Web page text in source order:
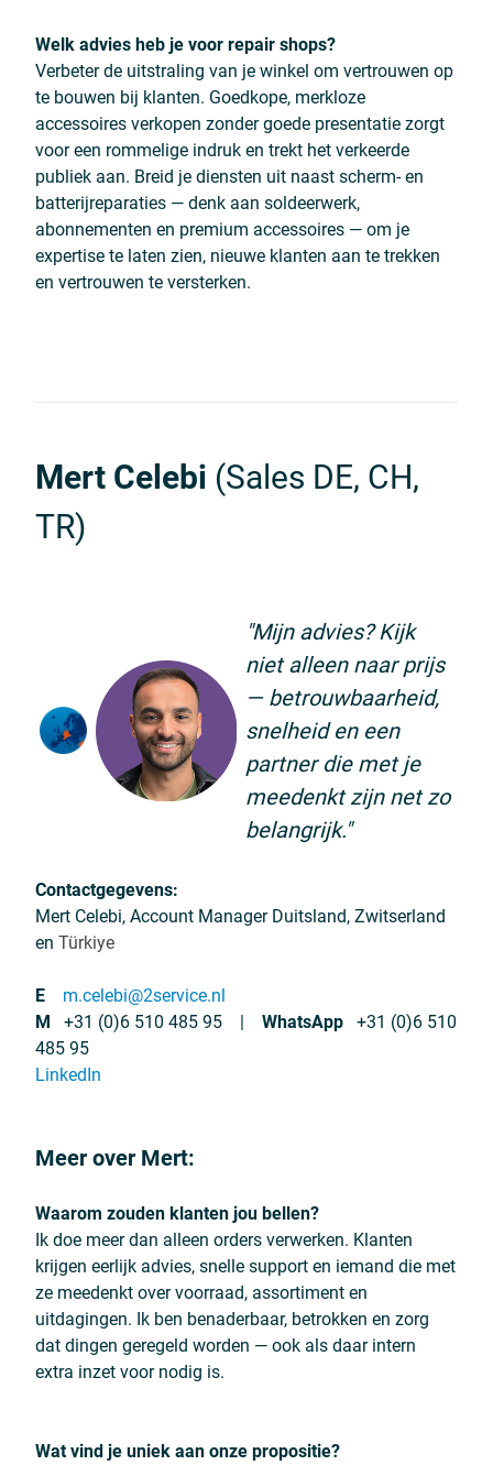
Welk advies heb je voor repair shops?
Verbeter de uitstraling van je winkel om vertrouwen op
te bouwen bij klanten. Goedkope, merkloze
accessoires verkopen zonder goede presentatie zorgt
voor een rommelige indruk en trekt het verkeerde
publiek aan. Breid je diensten uit naast scherm- en
batterijreparaties — denk aan soldeerwerk,
abonnementen en premium accessoires — om je
expertise te laten zien, nieuwe klanten aan te trekken
en vertrouwen te versterken.
Mert Celebi (Sales DE, CH,
TR)
"Mijn advies? Kijk
niet alleen naar prijs
— betrouwbaarheid,
snelheid en een
partner die met je
meedenkt zijn net zo
belangrijk."
Contactgegevens:
Mert Celebi, Account Manager Duitsland, Zwitserland
en Türkiye
E
m.celebi@2service.nl
M
+31 (0)6 510 485 95 | WhatsApp +31 (0)6 510
485 95
LinkedIn
Meer over Mert:
Waarom zouden klanten jou bellen?
Ik doe meer dan alleen orders verwerken. Klanten
krijgen eerlijk advies, snelle support en iemand die met
ze meedenkt over voorraad, assortiment en
uitdagingen. Ik ben benaderbaar, betrokken en zorg
dat dingen geregeld worden — ook als daar intern
extra inzet voor nodig is.
Wat vind je uniek aan onze propositie?